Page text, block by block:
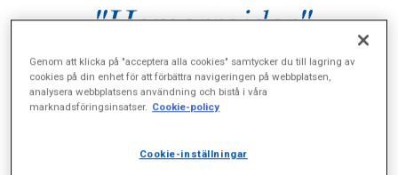
"Hemorrojder"
Genom att klicka på "acceptera alla cookies" samtycker du till lagring av
cookies på din enhet för att förbättra navigeringen på webbplatsen,
analysera webbplatsens användning och bistå i våra
marknadsföringsinsatser. Cookie-policy
Cookie-inställningar